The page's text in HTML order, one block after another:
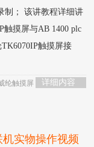
制； 该讲教程详细讲
触摸屏与AB 1400 plc
触摸屏接
详细内容
纶触摸屏 触摸屏
机实物操作视频